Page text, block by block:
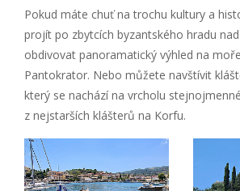
Pokud máte chuť na trochu kultury a
projít po zbytcích byzantského hradu
obdivovat panoramatický výhled na
Pantokrator. Nebo můžete navštívit
který se nachází na vrcholu
z nejstarších klášterů na Korfu.